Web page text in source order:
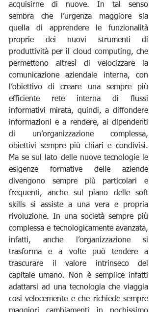
acquisirne di nuove. In tal senso
sembra che l’urgenza maggiore sia
quella di apprendere le funzionalità
proprie dei nuovi strumenti di
produttività per il cloud computing, che
permettono altresì di velocizzare la
comunicazione aziendale interna, con
l’obiettivo di creare una sempre più
efficiente rete interna di flussi
informativi mirata, quindi, a diffondere
informazioni e a rendere, ai dipendenti
di un’organizzazione complessa,
obiettivi sempre più chiari e condivisi.
Ma se sul lato delle nuove tecnologie le
esigenze formative delle aziende
divengono sempre più particolari e
frequenti, anche sul piano delle soft
skills si assiste a una vera e propria
rivoluzione. In una società sempre più
complessa e tecnologicamente avanzata,
infatti, anche l’organizzazione si
trasforma e a volte può tendere a
trascurare il valore intrinseco del
capitale umano. Non è semplice infatti
adattarsi ad una tecnologia che viaggia
così velocemente e che richiede sempre